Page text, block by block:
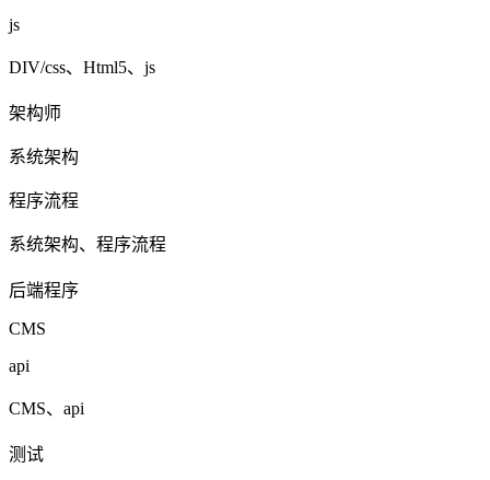
js
DIV/css、Html5、js
架构师
系统架构
程序流程
系统架构、程序流程
后端程序
CMS
api
CMS、api
测试